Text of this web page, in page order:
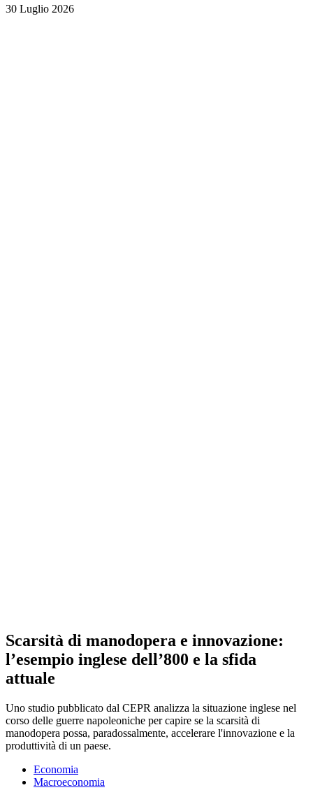
30 Luglio 2026
Scarsità di manodopera e innovazione:
l’esempio inglese dell’800 e la sfida
attuale
Uno studio pubblicato dal CEPR analizza la situazione inglese nel
corso delle guerre napoleoniche per capire se la scarsità di
manodopera possa, paradossalmente, accelerare l'innovazione e la
produttività di un paese.
Economia
Macroeconomia